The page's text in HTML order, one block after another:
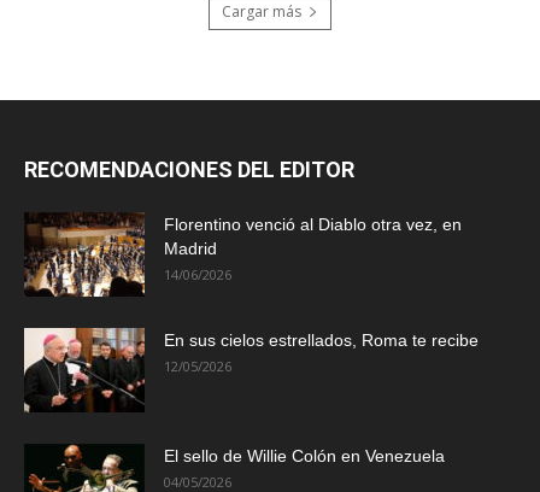
Cargar más
RECOMENDACIONES DEL EDITOR
Florentino venció al Diablo otra vez, en
Madrid
14/06/2026
En sus cielos estrellados, Roma te recibe
12/05/2026
El sello de Willie Colón en Venezuela
04/05/2026